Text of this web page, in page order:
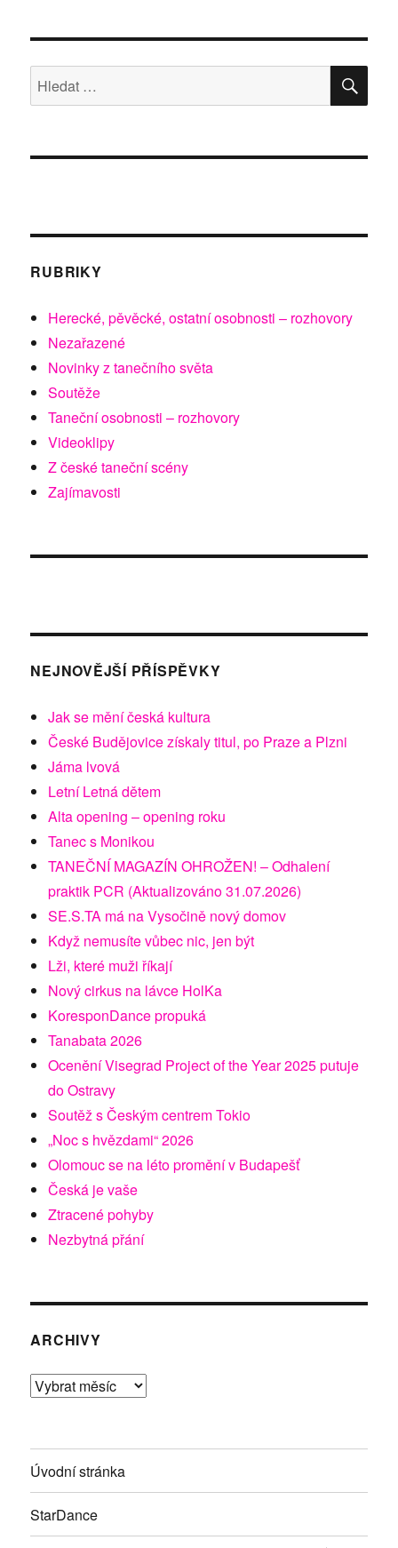
Hledat:
RUBRIKY
Herecké, pěvěcké, ostatní osobnosti – rozhovory
Nezařazené
Novinky z tanečního světa
Soutěže
Taneční osobnosti – rozhovory
Videoklipy
Z české taneční scény
Zajímavosti
NEJNOVĚJŠÍ PŘÍSPĚVKY
Jak se mění česká kultura
České Budějovice získaly titul, po Praze a Plzni
Jáma lvová
Letní Letná dětem
Alta opening – opening roku
Tanec s Monikou
TANEČNÍ MAGAZÍN OHROŽEN! – Odhalení
praktik PCR (Aktualizováno 31.07.2026)
SE.S.TA má na Vysočině nový domov
Když nemusíte vůbec nic, jen být
Lži, které muži říkají
Nový cirkus na lávce HolKa
KoresponDance propuká
Tanabata 2026
Ocenění Visegrad Project of the Year 2025 putuje
do Ostravy
Soutěž s Českým centrem Tokio
„Noc s hvězdami“ 2026
Olomouc se na léto promění v Budapešť
Česká je vaše
Ztracené pohyby
Nezbytná přání
ARCHIVY
Archivy
Úvodní stránka
StarDance